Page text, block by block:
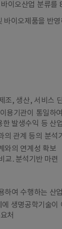
이오산업 분류
이오제품을 반
조, 생산, 서비스
기관이 통일하
발생수익 등 산
관계 등의 분석
와의 연계성 확보
교․분석기반 마련
하여 수행하는 산
생명공학기술이
처